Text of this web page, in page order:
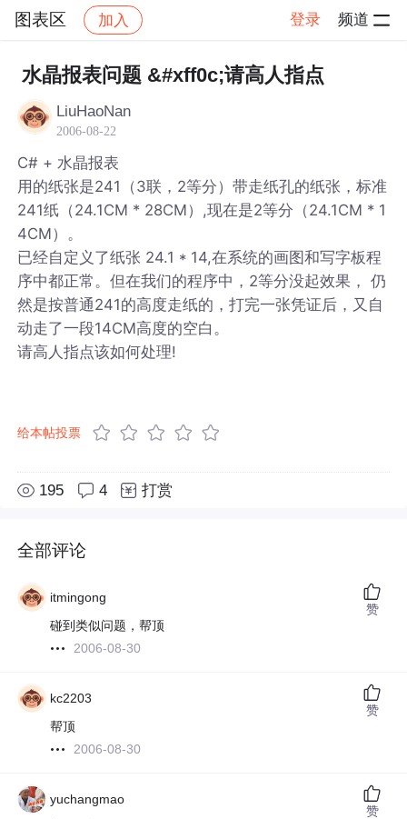
图表区 加入 登录 频道
社区 图表区 帖子详情
水晶报表问题 &#xff0c;请高人指点
LiuHaoNan
2006-08-22
C# + 水晶报表
用的纸张是241（3联，2等分）带走纸孔的纸张，标准
241纸（24.1CM * 28CM）,现在是2等分（24.1CM * 1
4CM）。
已经自定义了纸张 24.1 * 14,在系统的画图和写字板程
序中都正常。但在我们的程序中，2等分没起效果， 仍
然是按普通241的高度走纸的，打完一张凭证后，又自
动走了一段14CM高度的空白。
请高人指点该如何处理!
给本帖投票
195 4 打赏
全部评论
itmingong
碰到类似问题，帮顶
2006-08-30
赞
kc2203
帮顶
2006-08-30
赞
yuchangmao
赞